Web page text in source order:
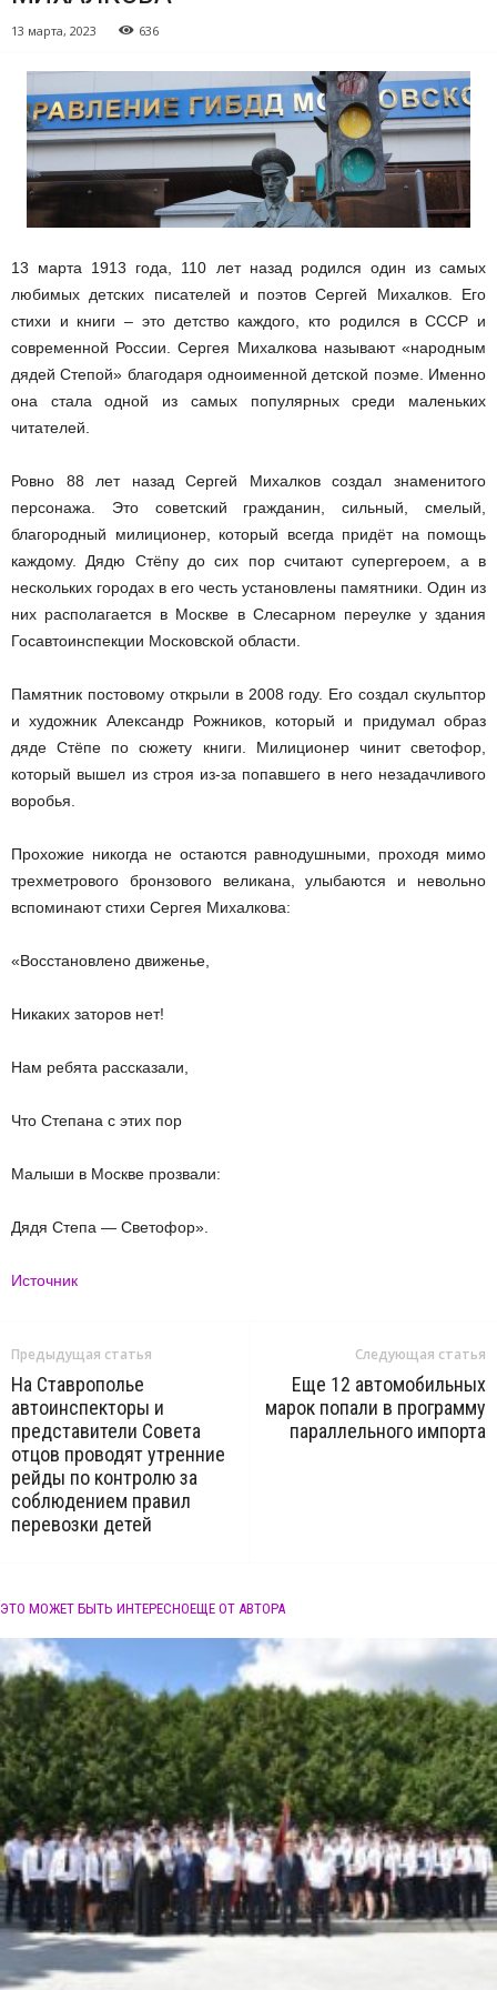
13 марта, 2023 636
13 марта 1913 года, 110 лет назад родился один из самых
любимых детских писателей и поэтов Сергей Михалков. Его
стихи и книги – это детство каждого, кто родился в СССР и
современной России. Сергея Михалкова называют «народным
дядей Степой» благодаря одноименной детской поэме. Именно
она стала одной из самых популярных среди маленьких
читателей.
Ровно 88 лет назад Сергей Михалков создал знаменитого
персонажа. Это советский гражданин, сильный, смелый,
благородный милиционер, который всегда придёт на помощь
каждому. Дядю Стёпу до сих пор считают супергероем, а в
нескольких городах в его честь установлены памятники. Один из
них располагается в Москве в Слесарном переулке у здания
Госавтоинспекции Московской области.
Памятник постовому открыли в 2008 году. Его создал скульптор
и художник Александр Рожников, который и придумал образ
дяде Стёпе по сюжету книги. Милиционер чинит светофор,
который вышел из строя из-за попавшего в него незадачливого
воробья.
Прохожие никогда не остаются равнодушными, проходя мимо
трехметрового бронзового великана, улыбаются и невольно
вспоминают стихи Сергея Михалкова:
«Восстановлено движенье,
Никаких заторов нет!
Нам ребята рассказали,
Что Степана с этих пор
Малыши в Москве прозвали:
Дядя Степа — Светофор».
Источник
Предыдущая статья
На Ставрополье
автоинспекторы и
представители Совета
отцов проводят утренние
рейды по контролю за
соблюдением правил
перевозки детей
Следующая статья
Еще 12 автомобильных
марок попали в программу
параллельного импорта
ЭТО МОЖЕТ БЫТЬ ИНТЕРЕСНОЕЩЕ ОТ АВТОРА